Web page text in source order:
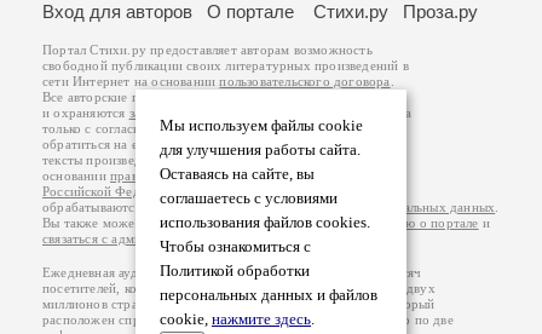
Мы используем файлы cookie
для улучшения работы сайта.
Оставаясь на сайте, вы
соглашаетесь с условиями
использования файлов cookies.
Чтобы ознакомиться с
Политикой обработки
персональных данных и файлов
cookie, нажмите здесь.
Вход для авторов
О портале Стихи.ру Проза.ру
Портал Стихи.ру предоставляет авторам возможность
свободной публикации своих литературных произведений в
сети Интернет на основаниипользовательского договора
Все авторские права на произведения принадлежат авторам
и охраняются законом
. Перепечатка произведений возможна
только с согласия его автора, к которому вы можете
обратиться на его авторской странице. Ответственность за
тексты произведений авторы несут самостоятельно на
основанииправил публикацииизаконодательства
Российской Федерации
обрабатываются на основанииПолитики обработки персональных данных
Вы также можете посмотреть более подробнуюинформацию о портале и
связаться с администрацией
Ежедневная аудитория портала Стихи.ру – порядка 200 тысяч
посетителей, которые в общей сумме просматривают более двух
миллионов страниц по данным счетчика посещаемости, который
расположен справа от этого текста. В каждой графе указано по две